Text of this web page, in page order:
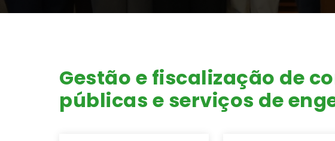
Gestão e fiscalização de
públicas e serviços de